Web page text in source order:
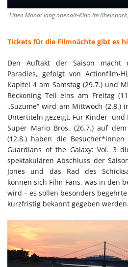
Einen Monat lang openair-Kino im
Tickets für die Filmnächte gibt es
Den Auftakt der Saison macht
Paradies, gefolgt von Actionfilm-
Kapitel 4 am Samstag (29.7.) und
Reckoning Teil eins am Freitag
„Suzume“ wird am Mittwoch (2.8.)
Untertiteln gezeigt. Für Kinder- und
Super Mario Bros. (26.7.) auf
(12.8.) haben die
Guardians of the Galaxy: Vol. 3
spektakulären Abschluss der
Jones und das Rad des
können sich Film-Fans, was in den
wird – es sollen besonders
kurzfristig bekannt gegeben werden.